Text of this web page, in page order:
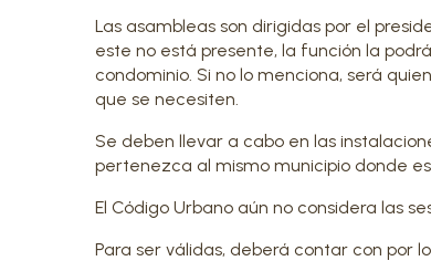
Las asambleas son dirigidas por el
este no está presente, la función la
condominio. Si no lo menciona, será
que se necesiten.
Se deben llevar a cabo en las
pertenezca al mismo municipio donde
El Código Urbano aún no considera las
Para ser válidas, deberá contar con por